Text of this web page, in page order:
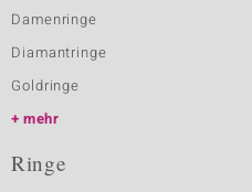
Damenringe
Diamantringe
Goldringe
mehr
Ringe